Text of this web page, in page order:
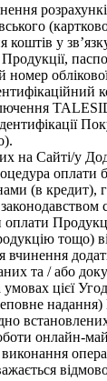
коштів у
номер
на Сайті/у
оплати
(в кредит),
тощо)
вчинення
та / або
цієї
онлайн-
виконання